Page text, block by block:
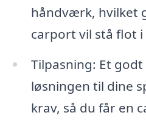
håndværk, hvilket
carport vil stå flot i
Tilpasning: Et
løsningen til dine
krav, så du får en